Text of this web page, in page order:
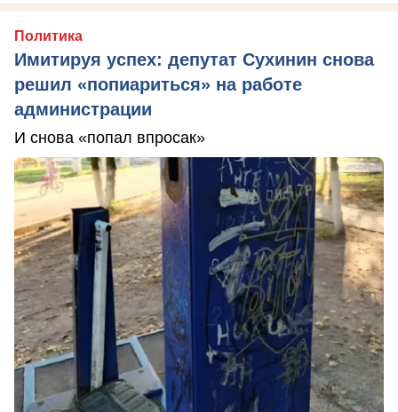
Политика
Имитируя успех: депутат Сухинин снова
решил «попиариться» на работе
администрации
И снова «попал впросак»